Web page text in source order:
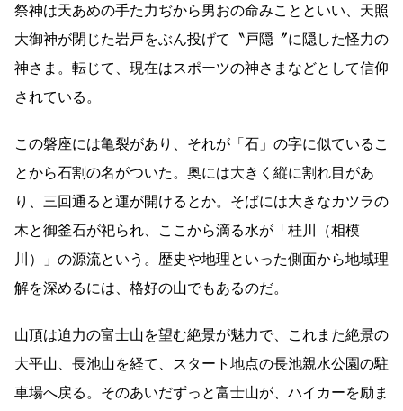
祭神は天あめの手た力ぢから男おの命みことといい、天照
大御神が閉じた岩戸をぶん投げて〝戸隠〞に隠した怪力の
神さま。転じて、現在はスポーツの神さまなどとして信仰
されている。
この磐座には亀裂があり、それが「石」の字に似ているこ
とから石割の名がついた。奥には大きく縦に割れ目があ
り、三回通ると運が開けるとか。そばには大きなカツラの
木と御釜石が祀られ、ここから滴る水が「桂川（相模
川）」の源流という。歴史や地理といった側面から地域理
解を深めるには、格好の山でもあるのだ。
山頂は迫力の富士山を望む絶景が魅力で、これまた絶景の
大平山、長池山を経て、スタート地点の長池親水公園の駐
車場へ戻る。そのあいだずっと富士山が、ハイカーを励ま